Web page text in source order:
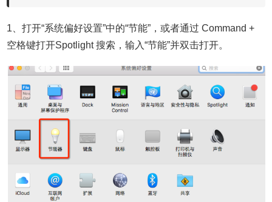
1、打开“系统偏好设置”中的“节能”，或者通过 Command +
空格键打开Spotlight 搜索，输入“节能”并双击打开。